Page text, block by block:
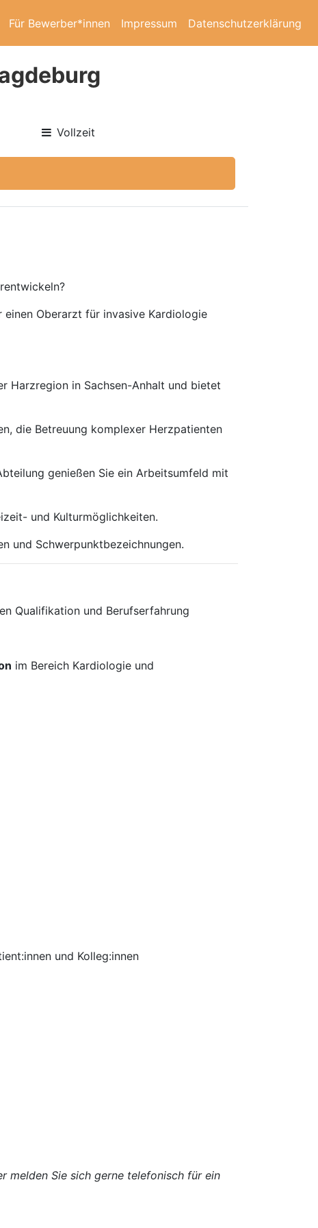
Für Bewerber*innen Impressum Datenschutzerklärung
Vollzeit
einen Oberarzt für invasive Kardiologie
Harzregion in Sachsen-Anhalt und bietet
die Betreuung komplexer Herzpatienten
genießen Sie ein Arbeitsumfeld mit
und Kulturmöglichkeiten.
und Schwerpunktbezeichnungen.
Qualifikation und Berufserfahrung
im Bereich Kardiologie und
und Kolleg:innen
melden Sie sich gerne telefonisch für ein